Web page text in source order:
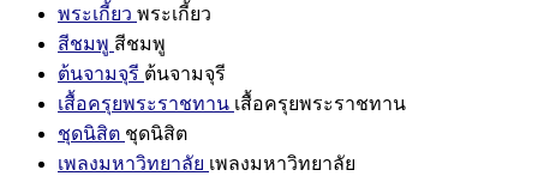
พระเกี้ยว พระเกี้ยว
สีชมพู สีชมพู
ต้นจามจุรี ต้นจามจุรี
เสื้อครุยพระราชทาน เสื้อครุยพระราชทาน
ชุดนิสิต ชุดนิสิต
เพลงมหาวิทยาลัย เพลงมหาวิทยาลัย